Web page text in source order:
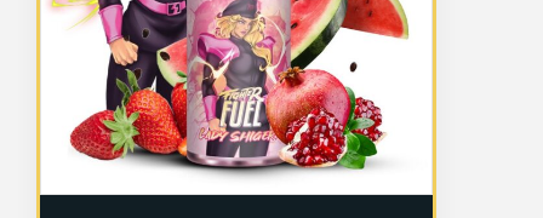
12,90 €
à
15,99 €